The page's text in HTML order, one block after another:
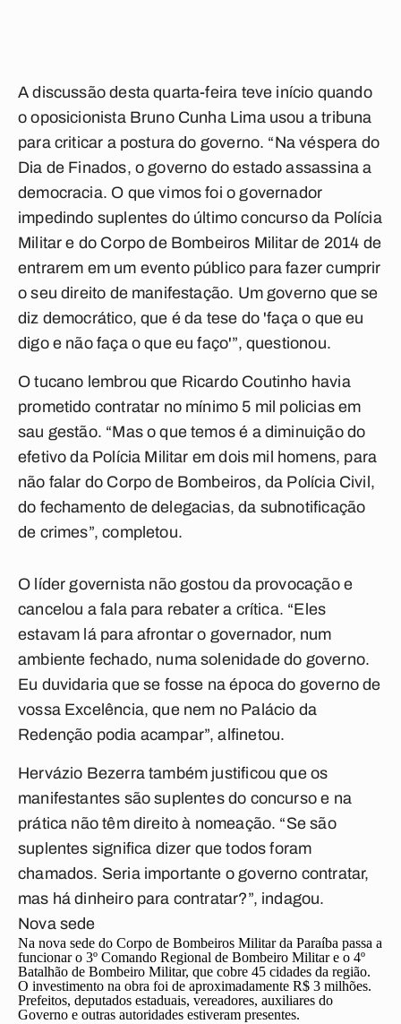
A discussão desta quarta-feira teve início quando
o oposicionista Bruno Cunha Lima usou a tribuna
para criticar a postura do governo. “Na véspera do
Dia de Finados, o governo do estado assassina a
democracia. O que vimos foi o governador
impedindo suplentes do último concurso da Polícia
Militar e do Corpo de Bombeiros Militar de 2014 de
entrarem em um evento público para fazer cumprir
o seu direito de manifestação. Um governo que se
diz democrático, que é da tese do 'faça o que eu
digo e não faça o que eu faço'”, questionou.
O tucano lembrou que Ricardo Coutinho havia
prometido contratar no mínimo 5 mil policias em
sau gestão. “Mas o que temos é a diminuição do
efetivo da Polícia Militar em dois mil homens, para
não falar do Corpo de Bombeiros, da Polícia Civil,
do fechamento de delegacias, da subnotificação
de crimes”, completou.
O líder governista não gostou da provocação e
cancelou a fala para rebater a crítica. “Eles
estavam lá para afrontar o governador, num
ambiente fechado, numa solenidade do governo.
Eu duvidaria que se fosse na época do governo de
vossa Excelência, que nem no Palácio da
Redenção podia acampar”, alfinetou.
Hervázio Bezerra também justificou que os
manifestantes são suplentes do concurso e na
prática não têm direito à nomeação. “Se são
suplentes significa dizer que todos foram
chamados. Seria importante o governo contratar,
mas há dinheiro para contratar?”, indagou.
Nova sede
Na nova sede do Corpo de Bombeiros Militar da Paraíba passa a
funcionar o 3º Comando Regional de Bombeiro Militar e o 4º
Batalhão de Bombeiro Militar, que cobre 45 cidades da região.
O investimento na obra foi de aproximadamente R$ 3 milhões.
Prefeitos, deputados estaduais, vereadores, auxiliares do
Governo e outras autoridades estiveram presentes.